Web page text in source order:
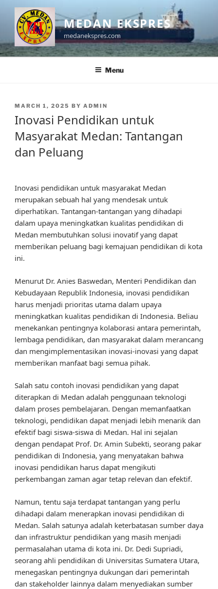
content
MEDAN EKSPRES
medanekspres.com
Menu
POSTED
MARCH 1, 2025 BY ADMIN
Inovasi Pendidikan untuk
Masyarakat Medan: Tantangan
dan Peluang
Inovasi pendidikan untuk masyarakat Medan
merupakan sebuah hal yang mendesak untuk
diperhatikan. Tantangan-tantangan yang dihadapi
dalam upaya meningkatkan kualitas pendidikan di
Medan membutuhkan solusi inovatif yang dapat
memberikan peluang bagi kemajuan pendidikan di kota
ini.
Menurut Dr. Anies Baswedan, Menteri Pendidikan dan
Kebudayaan Republik Indonesia, inovasi pendidikan
harus menjadi prioritas utama dalam upaya
meningkatkan kualitas pendidikan di Indonesia. Beliau
menekankan pentingnya kolaborasi antara pemerintah,
lembaga pendidikan, dan masyarakat dalam merancang
dan mengimplementasikan inovasi-inovasi yang dapat
memberikan manfaat bagi semua pihak.
Salah satu contoh inovasi pendidikan yang dapat
diterapkan di Medan adalah penggunaan teknologi
dalam proses pembelajaran. Dengan memanfaatkan
teknologi, pendidikan dapat menjadi lebih menarik dan
efektif bagi siswa-siswa di Medan. Hal ini sejalan
dengan pendapat Prof. Dr. Amin Subekti, seorang pakar
pendidikan di Indonesia, yang menyatakan bahwa
inovasi pendidikan harus dapat mengikuti
perkembangan zaman agar tetap relevan dan efektif.
Namun, tentu saja terdapat tantangan yang perlu
dihadapi dalam menerapkan inovasi pendidikan di
Medan. Salah satunya adalah keterbatasan sumber daya
dan infrastruktur pendidikan yang masih menjadi
permasalahan utama di kota ini. Dr. Dedi Supriadi,
seorang ahli pendidikan di Universitas Sumatera Utara,
menegaskan pentingnya dukungan dari pemerintah
dan stakeholder lainnya dalam menyediakan sumber